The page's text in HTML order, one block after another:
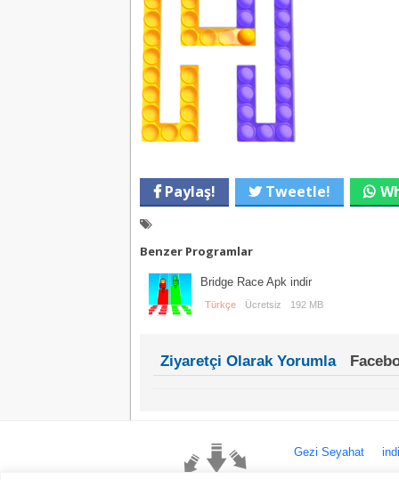
Paylaş! Tweetle!
Benzer Programlar
Bridge Race Apk indir
Türkçe Ücretsiz 192 MB
Ziyaretçi Olarak Yorumla
Gezi Seyahat